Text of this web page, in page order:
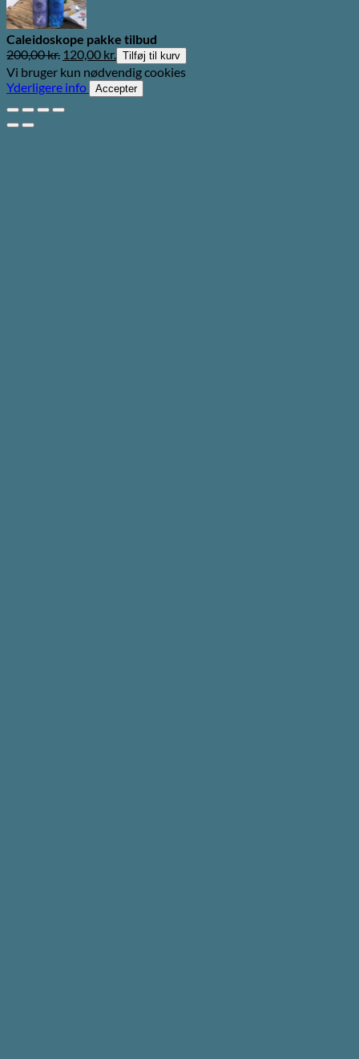
Caleidoskope pakke tilbud
200,00kr. Den
oprindelige
pris
var:
200,00 kr..
120,00 kr.Den
aktuelle
pris
er:
Tilføj til kurv
Vi bruger kun nødvendig cookies
Yderligere info
Accepter